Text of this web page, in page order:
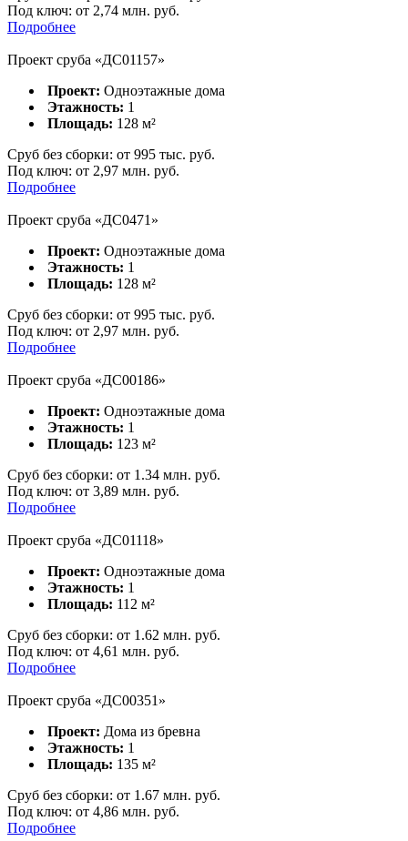
Под ключ: от 2,74 млн. руб.
Подробнее
Проект сруба «ДC01157»
Проект: Одноэтажные дома
Этажность: 1
Площадь: 128 м²
Сруб без сборки: от 995 тыс. руб.
Под ключ: от 2,97 млн. руб.
Подробнее
Проект сруба «ДC0471»
Проект: Одноэтажные дома
Этажность: 1
Площадь: 128 м²
Сруб без сборки: от 995 тыс. руб.
Под ключ: от 2,97 млн. руб.
Подробнее
Проект сруба «ДС00186»
Проект: Одноэтажные дома
Этажность: 1
Площадь: 123 м²
Сруб без сборки: от 1.34 млн. руб.
Под ключ: от 3,89 млн. руб.
Подробнее
Проект сруба «ДС01118»
Проект: Одноэтажные дома
Этажность: 1
Площадь: 112 м²
Сруб без сборки: от 1.62 млн. руб.
Под ключ: от 4,61 млн. руб.
Подробнее
Проект сруба «ДС00351»
Проект: Дома из бревна
Этажность: 1
Площадь: 135 м²
Сруб без сборки: от 1.67 млн. руб.
Под ключ: от 4,86 млн. руб.
Подробнее